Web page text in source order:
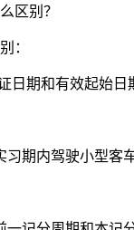
区别？
：
日期和有效起始
习期内驾驶小型客